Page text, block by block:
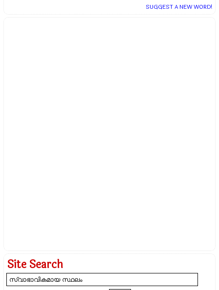
SUGGEST A NEW WORD!
Site Search